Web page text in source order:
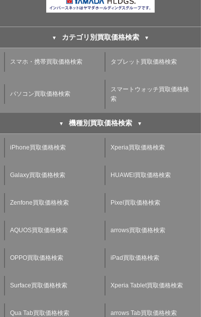
カテゴリ別買取価格検索
スマホ・携帯買取価格検索 タブレット買取価格検索
パソコン買取価格検索
スマートウォッチ買取価格検
索
機種別買取価格検索
iPhone買取価格検索 Xperia買取価格検索
Galaxy買取価格検索 HUAWEI買取価格検索
Zenfone買取価格検索 Pixel買取価格検索
AQUOS買取価格検索 arrows買取価格検索
OPPO買取価格検索 iPad買取価格検索
Surface買取価格検索 Xperia Tablet買取価格検索
Qua Tab買取価格検索 arrows Tab買取価格検索